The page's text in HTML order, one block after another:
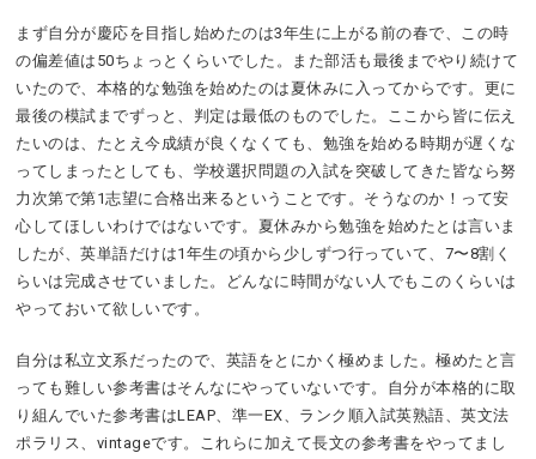
まず自分が慶応を目指し始めたのは3年生に上がる前の春で、この時
の偏差値は50ちょっとくらいでした。また部活も最後までやり続けて
いたので、本格的な勉強を始めたのは夏休みに入ってからです。更に
最後の模試までずっと、判定は最低のものでした。ここから皆に伝え
たいのは、たとえ今成績が良くなくても、勉強を始める時期が遅くな
ってしまったとしても、学校選択問題の入試を突破してきた皆なら努
力次第で第1志望に合格出来るということです。そうなのか！って安
心してほしいわけではないです。夏休みから勉強を始めたとは言いま
したが、英単語だけは1年生の頃から少しずつ行っていて、7〜8割く
らいは完成させていました。どんなに時間がない人でもこのくらいは
やっておいて欲しいです。
自分は私立文系だったので、英語をとにかく極めました。極めたと言
っても難しい参考書はそんなにやっていないです。自分が本格的に取
り組んでいた参考書はLEAP、準一EX、ランク順入試英熟語、英文法
ポラリス、vintageです。これらに加えて長文の参考書をやってまし